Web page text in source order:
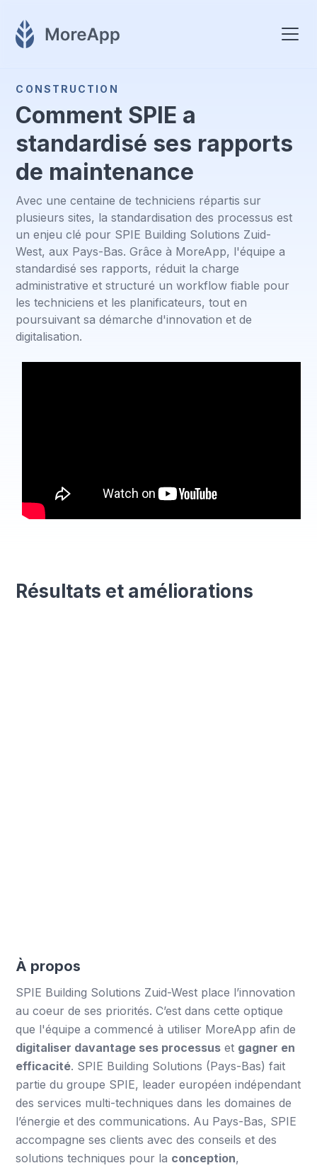
CONSTRUCTION
Comment SPIE a
standardisé ses rapports
de maintenance
Avec une centaine de techniciens répartis sur
plusieurs sites, la standardisation des processus est
un enjeu clé pour SPIE Building Solutions Zuid-
West, aux Pays-Bas. Grâce à MoreApp, l'équipe a
standardisé ses rapports, réduit la charge
administrative et structuré un workflow fiable pour
les techniciens et les planificateurs, tout en
poursuivant sa démarche d'innovation et de
digitalisation.
Résultats et améliorations
À propos
SPIE Building Solutions Zuid-West place l’innovation
au coeur de ses priorités. C’est dans cette optique
que l'équipe a commencé à utiliser MoreApp afin de
digitaliser davantage ses processus et gagner en
efficacité. SPIE Building Solutions (Pays-Bas) fait
partie du groupe SPIE, leader européen indépendant
des services multi-techniques dans les domaines de
l’énergie et des communications. Au Pays-Bas, SPIE
accompagne ses clients avec des conseils et des
solutions techniques pour la conception,